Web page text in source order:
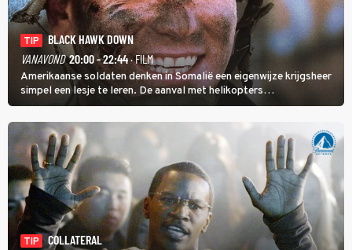
TIP
BLACK HAWK DOWN
VANAVOND 20:00 - 22:44· FILM
Amerikaanse soldaten denken in Somalië een eigenwijze krijgsheer
simpel een lesje te leren. De aanval met helikopters
verloopt in Black Hawk down dramatisch.
TIP
COLLATERAL